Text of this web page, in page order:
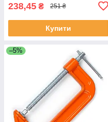
238,45 ₴ 251 ₴
Купити
–5%